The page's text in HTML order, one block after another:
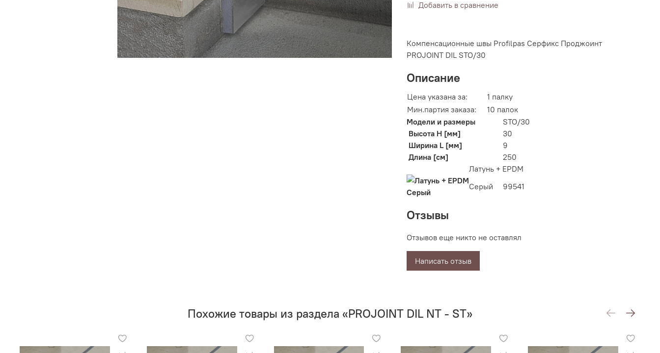
Добавить в сравнение
Компенсационные швы Profilpas Серфикс Проджоинт
PROJOINT DIL STO/30
Описание
Цена указана за:
1 палку
Мин.партия заказа:
10 палок
Модели и размеры
STO/30
Высота H [мм]
30
Ширина L [мм]
9
Длина [см]
250
Латунь + EPDM
Серый
99541
Отзывы
Отзывов еще никто не оставлял
Написать отзыв
Похожие товары из раздела «PROJOINT DIL NT - ST»